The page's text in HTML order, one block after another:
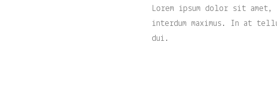
Lorem ipsum dolor sit
interdum maximus. In at
dui.